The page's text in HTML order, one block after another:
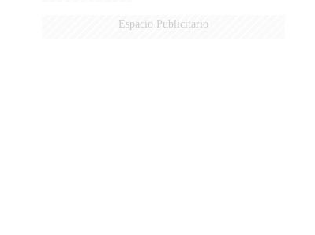
Espacio Publicitario